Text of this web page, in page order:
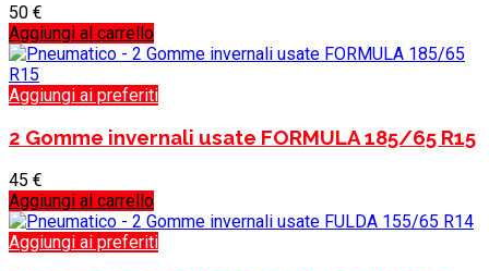
50 €
Aggiungi al carrello
Aggiungi ai preferiti
2 Gomme invernali usate FORMULA 185/65 R15
45 €
Aggiungi al carrello
Aggiungi ai preferiti